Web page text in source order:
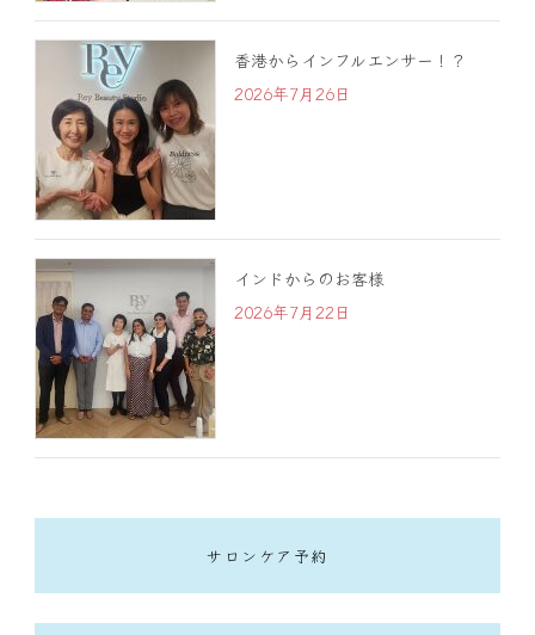
香港からインフルエンサー！？
2026年7月26日
インドからのお客様
2026年7月22日
サロンケア予約